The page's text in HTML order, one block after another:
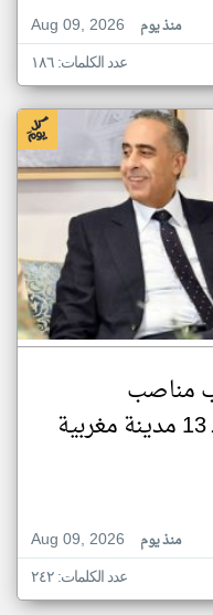
Aug 09, 2026
منذ يوم
عدد الكلمات: ١٨٦
مناصب
Aug 09, 2026
منذ يوم
عدد الكلمات: ٢٤٢